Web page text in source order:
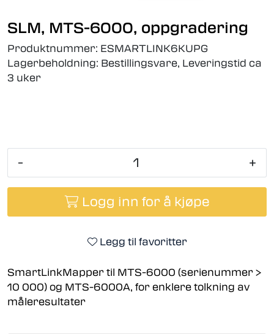
SLM, MTS-6000, oppgradering
Produktnummer: ESMARTLINK6KUPG
Lagerbeholdning: Bestillingsvare, Leveringstid ca
3 uker
- +
Logg inn for å kjøpe
Legg til favoritter
SmartLinkMapper til MTS-6000 (serienummer >
10 000) og MTS-6000A, for enklere tolkning av
måleresultater